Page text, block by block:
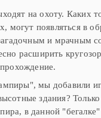
на охоту. Каких
могут появляться
и мрачным
расширить
мы добавили
здания?
в данной